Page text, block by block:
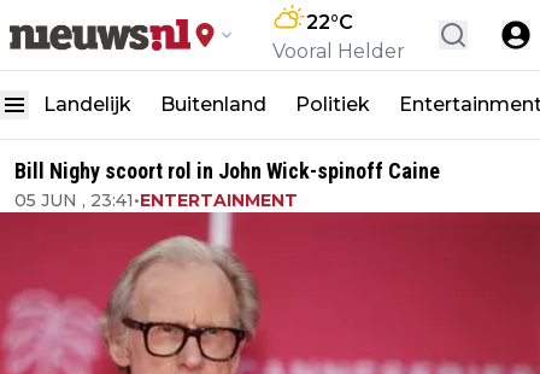
22°C
Vooral Helder
Landelijk Buitenland Politiek
Bill Nighy scoort rol in John Wick-spinoff Caine
05 JUN , 23:41•ENTERTAINMENT